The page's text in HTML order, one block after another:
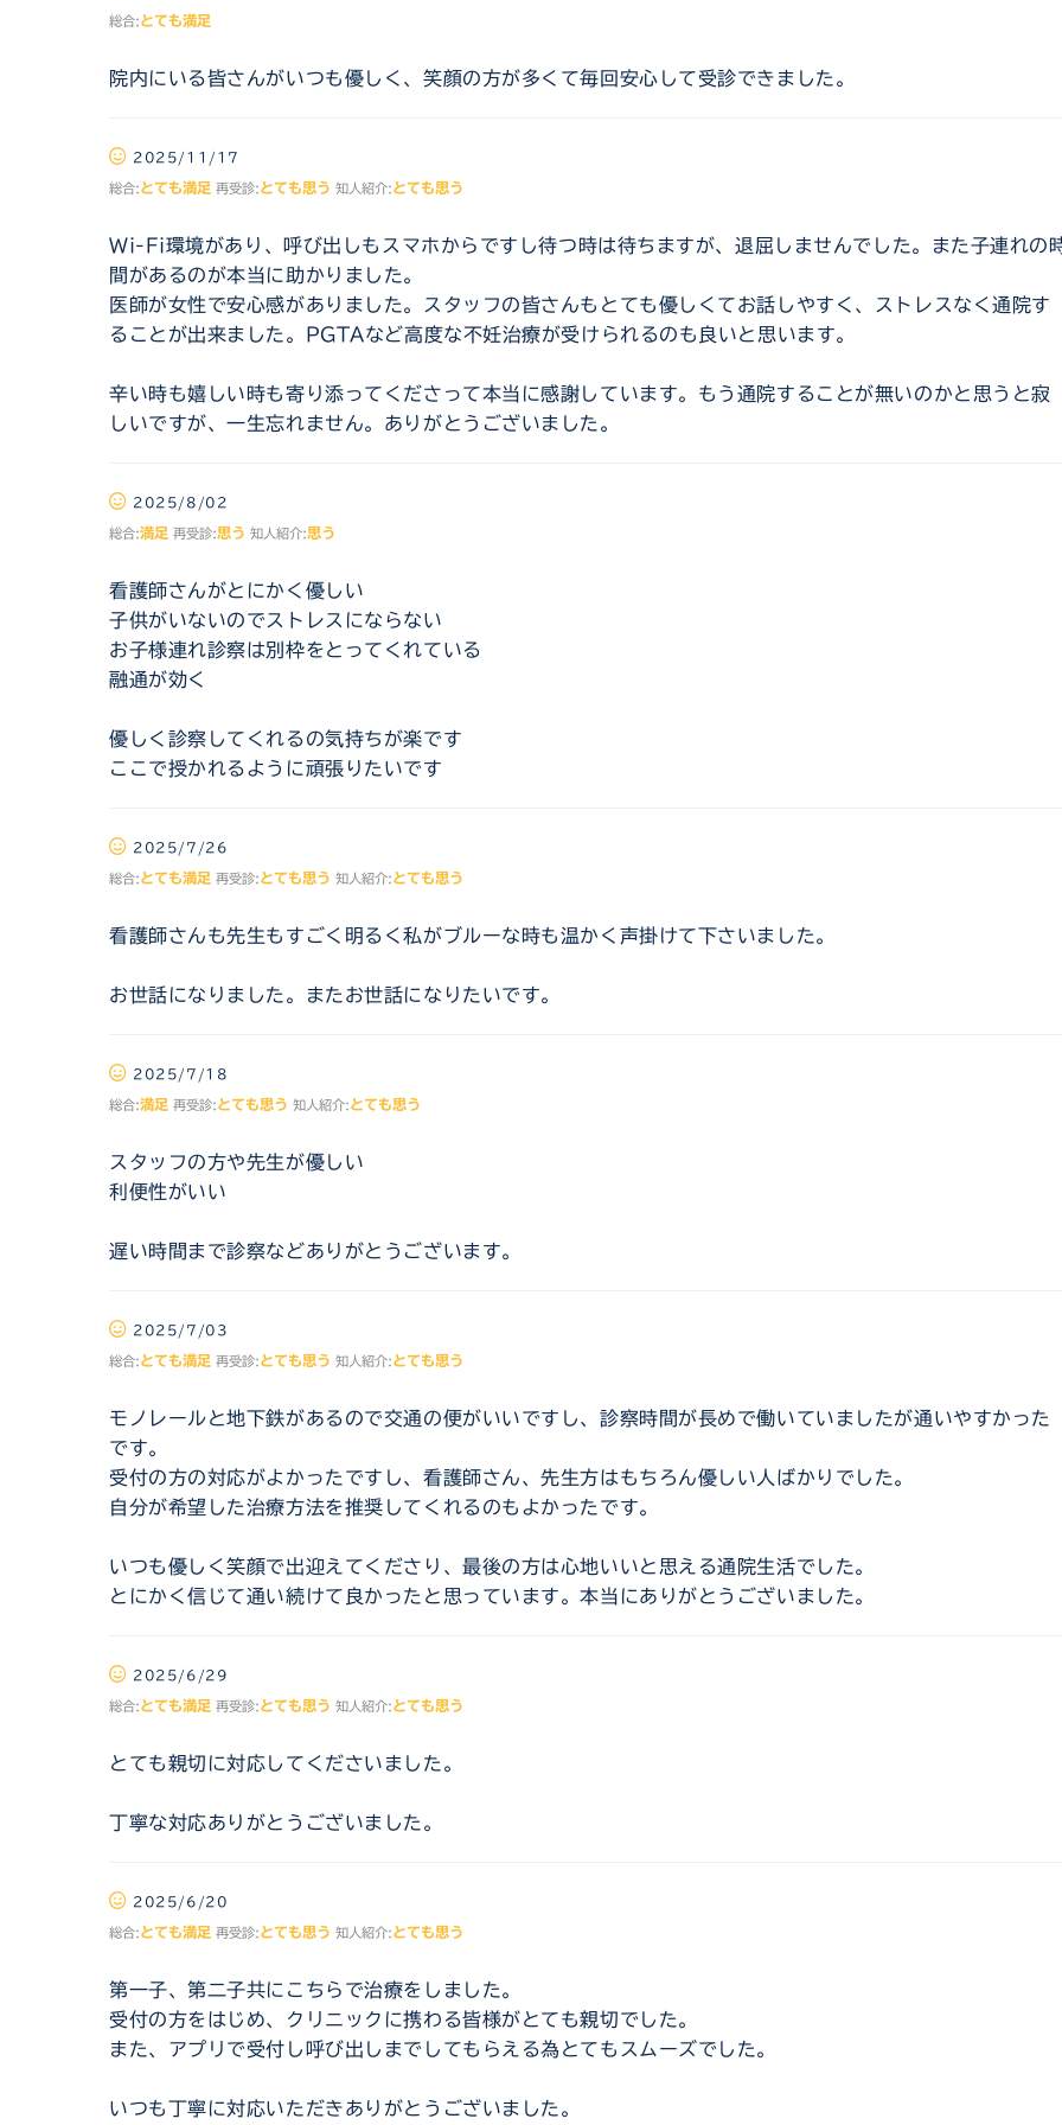
総合:とても満足
院内にいる皆さんがいつも優しく、笑顔の方が多くて毎回安心して受診できました。
2025/11/17
総合:とても満足 再受診:とても思う 知人紹介:とても思う
Wi-Fi環境があり、呼び出しもスマホからですし待つ時は待ちますが、退屈しませんでした。また子連れの
間があるのが本当に助かりました。
医師が女性で安心感がありました。スタッフの皆さんもとても優しくてお話しやすく、ストレスなく通院す
ることが出来ました。PGTAなど高度な不妊治療が受けられるのも良いと思います。
辛い時も嬉しい時も寄り添ってくださって本当に感謝しています。もう通院することが無いのかと思うと寂
しいですが、一生忘れません。ありがとうございました。
2025/8/02
総合:満足 再受診:思う 知人紹介:思う
看護師さんがとにかく優しい
子供がいないのでストレスにならない
お子様連れ診察は別枠をとってくれている
融通が効く
優しく診察してくれるの気持ちが楽です
ここで授かれるように頑張りたいです
2025/7/26
総合:とても満足 再受診:とても思う 知人紹介:とても思う
看護師さんも先生もすごく明るく私がブルーな時も温かく声掛けて下さいました。
お世話になりました。またお世話になりたいです。
2025/7/18
総合:満足 再受診:とても思う 知人紹介:とても思う
スタッフの方や先生が優しい
利便性がいい
遅い時間まで診察などありがとうございます。
2025/7/03
総合:とても満足 再受診:とても思う 知人紹介:とても思う
モノレールと地下鉄があるので交通の便がいいですし、診察時間が長めで働いていましたが通いやすかった
です。
受付の方の対応がよかったですし、看護師さん、先生方はもちろん優しい人ばかりでした。
自分が希望した治療方法を推奨してくれるのもよかったです。
いつも優しく笑顔で出迎えてくださり、最後の方は心地いいと思える通院生活でした。
とにかく信じて通い続けて良かったと思っています。本当にありがとうございました。
2025/6/29
総合:とても満足 再受診:とても思う 知人紹介:とても思う
とても親切に対応してくださいました。
丁寧な対応ありがとうございました。
2025/6/20
総合:とても満足 再受診:とても思う 知人紹介:とても思う
第一子、第二子共にこちらで治療をしました。
受付の方をはじめ、クリニックに携わる皆様がとても親切でした。
また、アプリで受付し呼び出しまでしてもらえる為とてもスムーズでした。
いつも丁寧に対応いただきありがとうございました。